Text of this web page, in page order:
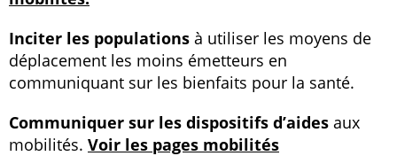
Inciter les populations à utiliser les moyens de
déplacement les moins émetteurs en
communiquant sur les bienfaits pour la santé.
Communiquer sur les dispositifs d’aides aux
mobilités. Voir les pages mobilités